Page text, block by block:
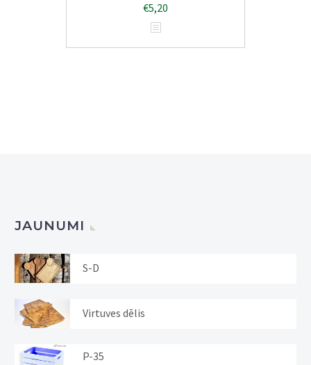
€5,20
JAUNUMI
S-D
Virtuves dēlis
P-35